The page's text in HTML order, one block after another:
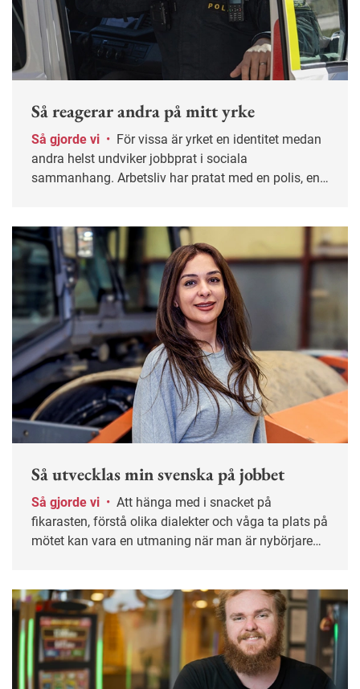
Så reagerar andra på mitt yrke
Så gjorde vi •
andra helst undviker jobbprat i sociala
sammanhang. Arbetsliv har pratat med en polis, en
Så utvecklas min svenska på jobbet
Så gjorde vi •
fikarasten, förstå olika dialekter och våga ta plats på
mötet kan vara en utmaning när man är nybörjare